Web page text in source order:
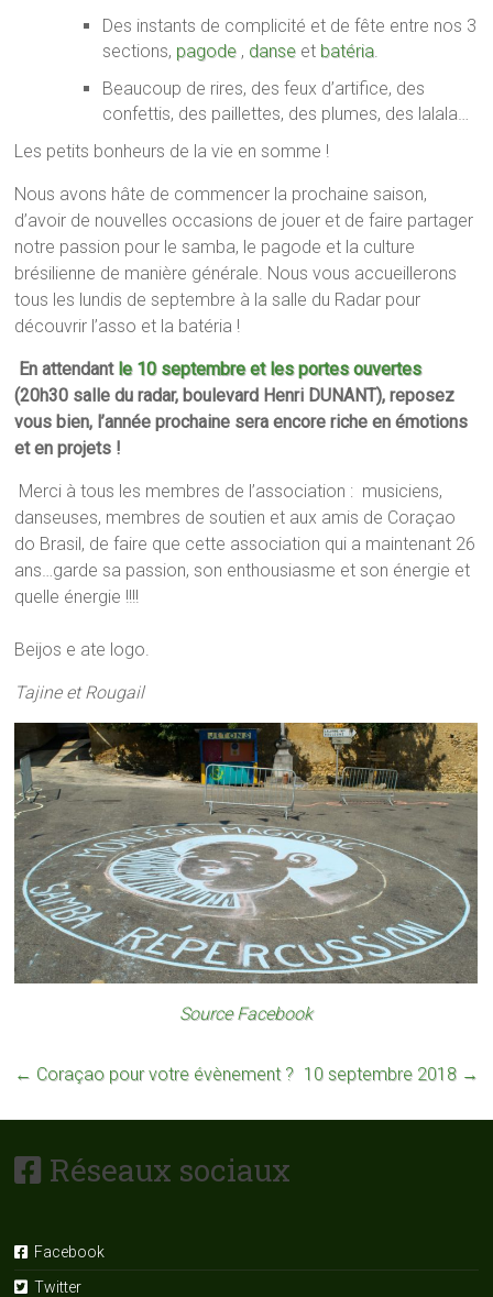
Des instants de complicité et de fête entre nos 3
sections, pagode , danse et batéria
Beaucoup de rires, des feux d’artifice, des
confettis, des paillettes, des plumes, des lalala…
Les petits bonheurs de la vie en somme !
Nous avons hâte de commencer la prochaine saison,
d’avoir de nouvelles occasions de jouer et de faire partager
notre passion pour le samba, le pagode et la culture
brésilienne de manière générale. Nous vous accueillerons
tous les lundis de septembre à la salle du Radar pour
découvrir l’asso et la batéria !
En attendant le 10 septembre et les portes ouvertes
(20h30 salle du radar, boulevard Henri DUNANT), reposez
vous bien, l’année prochaine sera encore riche en émotions
et en projets !
Merci à tous les membres de l’association : musiciens,
danseuses, membres de soutien et aux amis de Coraçao
do Brasil, de faire que cette association qui a maintenant 26
ans…garde sa passion, son enthousiasme et son énergie et
quelle énergie !!!!
Beijos e ate logo.
Tajine et Rougail
Source Facebook
← Coraçao pour votre évènement ? 10 septembre 2018 →
Réseaux sociaux
Facebook
Twitter